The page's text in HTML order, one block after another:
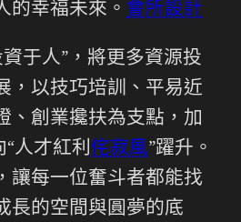
的幸福未來。 會所設計
于人”，將更多資源投
，以技巧培訓、平易近
、創業攙扶為支點，加
“人才紅利侘寂風”躍升。
讓每一位奮斗者都能找
長的空間與圓夢的底